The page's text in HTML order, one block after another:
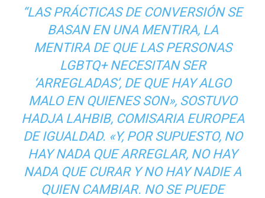
“LAS PRÁCTICAS DE CONVERSIÓN SE
BASAN EN UNA MENTIRA, LA
MENTIRA DE QUE LAS PERSONAS
LGBTQ+ NECESITAN SER
‘ARREGLADAS’, DE QUE HAY ALGO
MALO EN QUIENES SON», SOSTUVO
HADJA LAHBIB, COMISARIA EUROPEA
DE IGUALDAD. «Y, POR SUPUESTO, NO
HAY NADA QUE ARREGLAR, NO HAY
NADA QUE CURAR Y NO HAY NADIE A
QUIEN CAMBIAR. NO SE PUEDE